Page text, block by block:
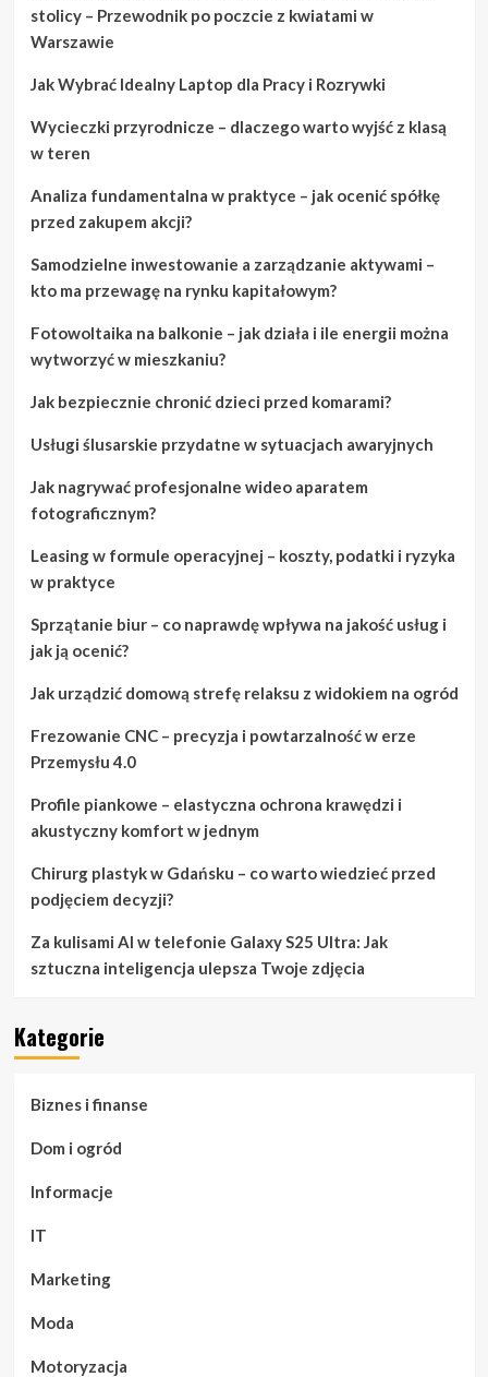
inwestować
w
samym
stolicy – Przewodnik po poczcie z kwiatami w
Warszawie
Jak Wybrać Idealny Laptop dla Pracy i Rozrywki
Wycieczki przyrodnicze – dlaczego warto wyjść z klasą
w teren
Analiza fundamentalna w praktyce – jak ocenić spółkę
przed zakupem akcji?
Samodzielne inwestowanie a zarządzanie aktywami –
kto ma przewagę na rynku kapitałowym?
Fotowoltaika na balkonie – jak działa i ile energii można
wytworzyć w mieszkaniu?
Jak bezpiecznie chronić dzieci przed komarami?
Usługi ślusarskie przydatne w sytuacjach awaryjnych
Jak nagrywać profesjonalne wideo aparatem
fotograficznym?
Leasing w formule operacyjnej – koszty, podatki i ryzyka
w praktyce
Sprzątanie biur – co naprawdę wpływa na jakość usług i
jak ją ocenić?
Jak urządzić domową strefę relaksu z widokiem na ogród
Frezowanie CNC – precyzja i powtarzalność w erze
Przemysłu 4.0
Profile piankowe – elastyczna ochrona krawędzi i
akustyczny komfort w jednym
Chirurg plastyk w Gdańsku – co warto wiedzieć przed
podjęciem decyzji?
Za kulisami AI w telefonie Galaxy S25 Ultra: Jak
sztuczna inteligencja ulepsza Twoje zdjęcia
Kategorie
Biznes i finanse
Dom i ogród
Informacje
IT
Marketing
Moda
Motoryzacja